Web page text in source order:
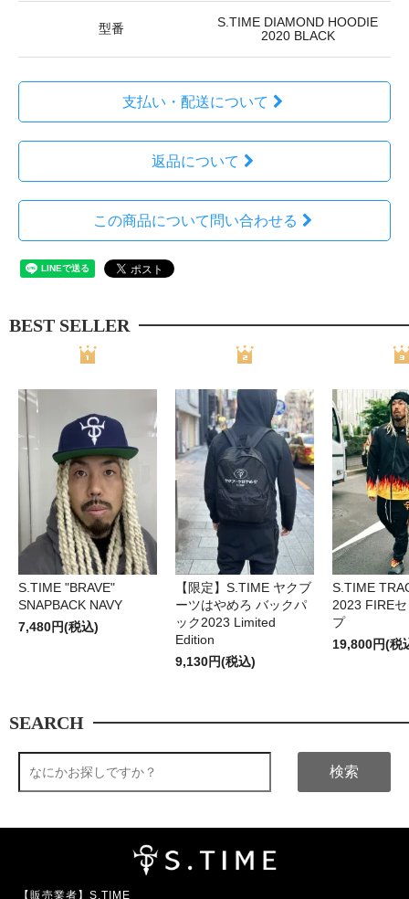
型番
S.TIME DIAMOND HOODIE
2020 BLACK
支払い・配送について
返品について
この商品について問い合わせる
BEST SELLER
S.TIME "BRAVE"
SNAPBACK NAVY
7,480円(税込)
【限定】S.TIME ヤクブ
ーツはやめろ バックパ
ック2023 Limited
Edition
9,130円(税込)
S.TIME
2023 FIRE
プ
19,800円(税
SEARCH
検索
【販売業者】S.TIME